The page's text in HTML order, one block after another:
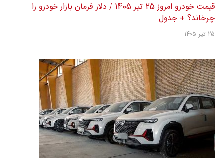
قیمت خودرو امروز 25 تیر 1405 / دلار فرمان بازار خودرو را
چرخاند؟ + جدول
۲۵ تیر ۱۴۰۵